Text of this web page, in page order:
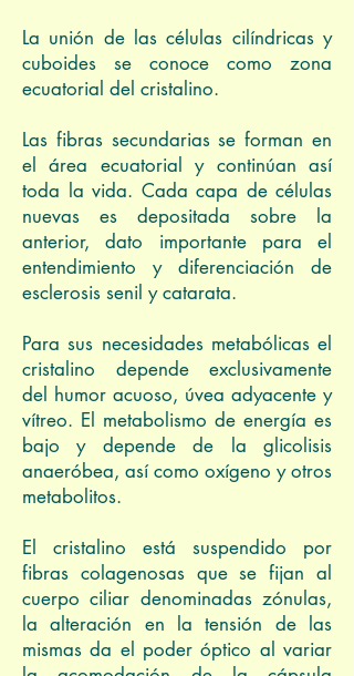
La unión de las células cilíndricas y
cuboides se conoce como zona
ecuatorial del cristalino.
Las fibras secundarias se forman en
el área ecuatorial y continúan así
toda la vida. Cada capa de células
nuevas es depositada sobre la
anterior, dato importante para el
entendimiento y diferenciación de
esclerosis senil y catarata.
Para sus necesidades metabólicas el
cristalino depende exclusivamente
del humor acuoso, úvea adyacente y
vítreo. El metabolismo de energía es
bajo y depende de la glicolisis
anaeróbea, así como oxígeno y otros
metabolitos.
El cristalino está suspendido por
fibras colagenosas que se fijan al
cuerpo ciliar denominadas zónulas,
la alteración en la tensión de las
mismas da el poder óptico al variar